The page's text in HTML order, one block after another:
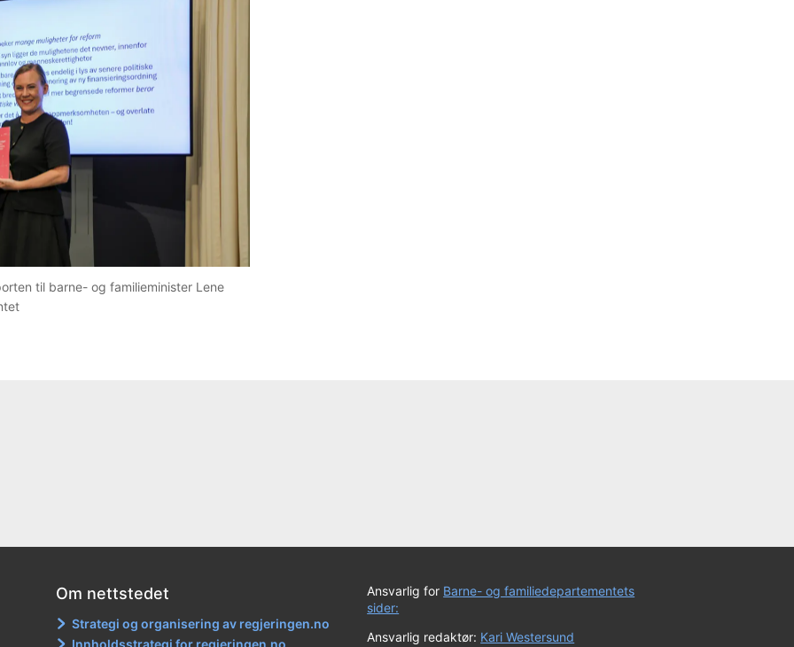
til barne- og familieminister Lene
Om nettstedet
Strategi og organisering av regjeringen.no
Innholdsstrategi for regjeringen.no
Ansvarlig for Barne- og familiedepartementets
sider:
Ansvarlig redaktør: Kari Westersund